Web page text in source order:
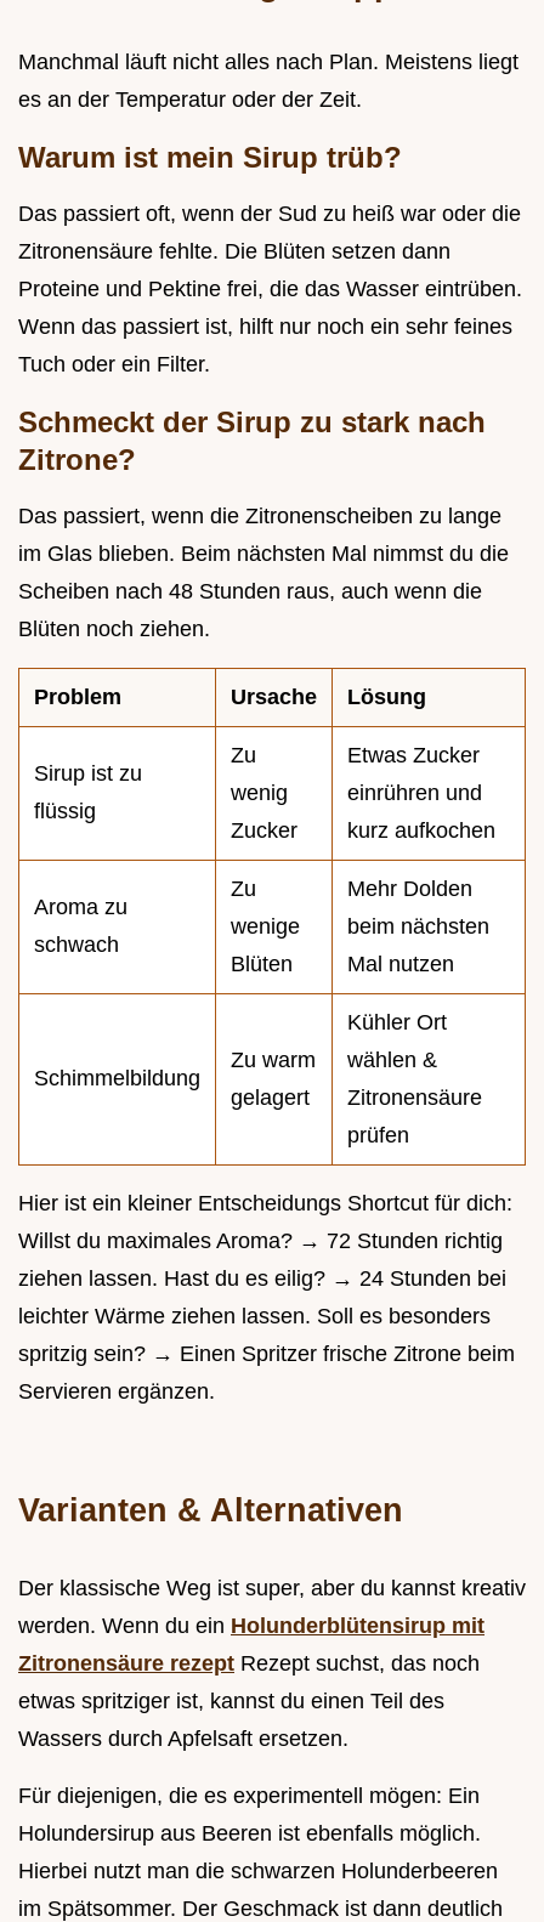
Manchmal läuft nicht alles nach Plan. Meistens liegt
es an der Temperatur oder der Zeit.
Warum ist mein Sirup trüb?
Das passiert oft, wenn der Sud zu heiß war oder die
Zitronensäure fehlte. Die Blüten setzen dann
Proteine und Pektine frei, die das Wasser eintrüben.
Wenn das passiert ist, hilft nur noch ein sehr feines
Tuch oder ein Filter.
Schmeckt der Sirup zu stark nach
Zitrone?
Das passiert, wenn die Zitronenscheiben zu lange
im Glas blieben. Beim nächsten Mal nimmst du die
Scheiben nach 48 Stunden raus, auch wenn die
Blüten noch ziehen.
Problem Ursache Lösung
Sirup ist zu
flüssig
Zu
wenig
Zucker
Etwas Zucker
einrühren und
kurz aufkochen
Aroma zu
schwach
Zu
wenige
Blüten
Mehr Dolden
beim nächsten
Mal nutzen
Schimmelbildung
Zu warm
gelagert
Kühler Ort
wählen &
Zitronensäure
prüfen
Hier ist ein kleiner Entscheidungs Shortcut für dich:
Willst du maximales Aroma? → 72 Stunden richtig
ziehen lassen. Hast du es eilig? → 24 Stunden bei
leichter Wärme ziehen lassen. Soll es besonders
spritzig sein? → Einen Spritzer frische Zitrone beim
Servieren ergänzen.
Varianten & Alternativen
Der klassische Weg ist super, aber du kannst kreativ
werden. Wenn du ein Holunderblütensirup mit
Zitronensäure rezept Rezept suchst, das noch
etwas spritziger ist, kannst du einen Teil des
Wassers durch Apfelsaft ersetzen.
Für diejenigen, die es experimentell mögen: Ein
Holundersirup aus Beeren ist ebenfalls möglich.
Hierbei nutzt man die schwarzen Holunderbeeren
im Spätsommer. Der Geschmack ist dann deutlich